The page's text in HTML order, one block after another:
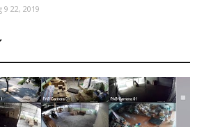
9 22, 2019